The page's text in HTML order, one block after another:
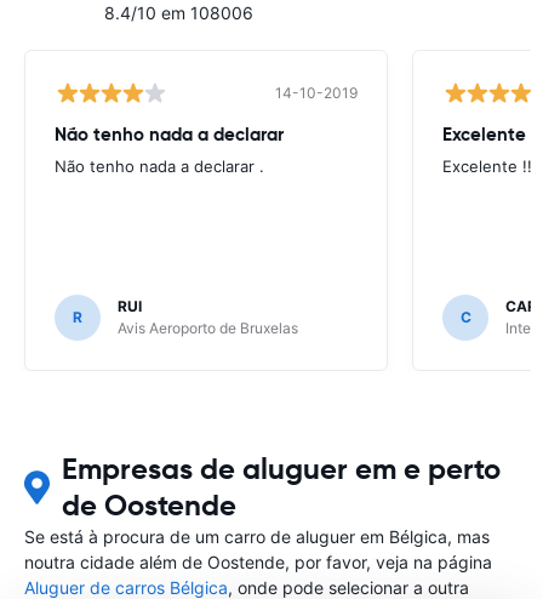
8.4/10 em 108006
14-10-2019
Não tenho nada a declarar
Não tenho nada a declarar .
R
RUI
Avis Aeroporto de Bruxelas
Excelente
Excelente !!!
C
Empresas de aluguer em e perto
de Oostende
Se está à procura de um carro de aluguer em Bélgica, mas
noutra cidade além de Oostende, por favor, veja na página
Aluguer de carros Bélgica, onde pode selecionar a outra